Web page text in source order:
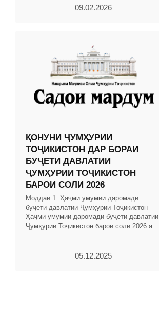
09.02.2026
ҚОНУНИ ҶУМҲУРИИ
ТОҶИКИСТОН ДАР БОРАИ
БУҶЕТИ ДАВЛАТИИ
ҶУМҲУРИИ ТОҶИКИСТОН
БАРОИ СОЛИ 2026
Моддаи 1. Ҳаҷми умумии даромади
буҷети давлатии Ҷумҳурии Тоҷикистон
Ҳаҷми умумии даромади буҷети давлатии
Ҷумҳурии Тоҷикистон барои соли 2026 аз
05.12.2025